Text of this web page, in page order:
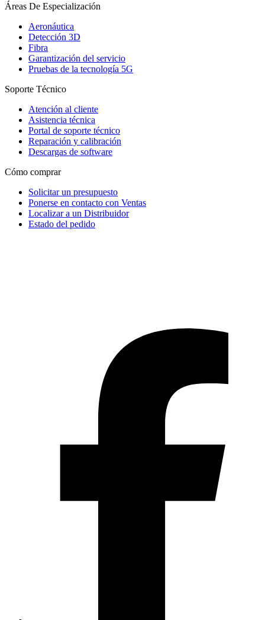
Áreas De Especialización
Aeronáutica
Detección 3D
Fibra
Garantización del servicio
Pruebas de la tecnología 5G
Soporte Técnico
Atención al cliente
Asistencia técnica
Portal de soporte técnico
Reparación y calibración
Descargas de software
Cómo comprar
Solicitar un presupuesto
Ponerse en contacto con Ventas
Localizar a un Distribuidor
Estado del pedido